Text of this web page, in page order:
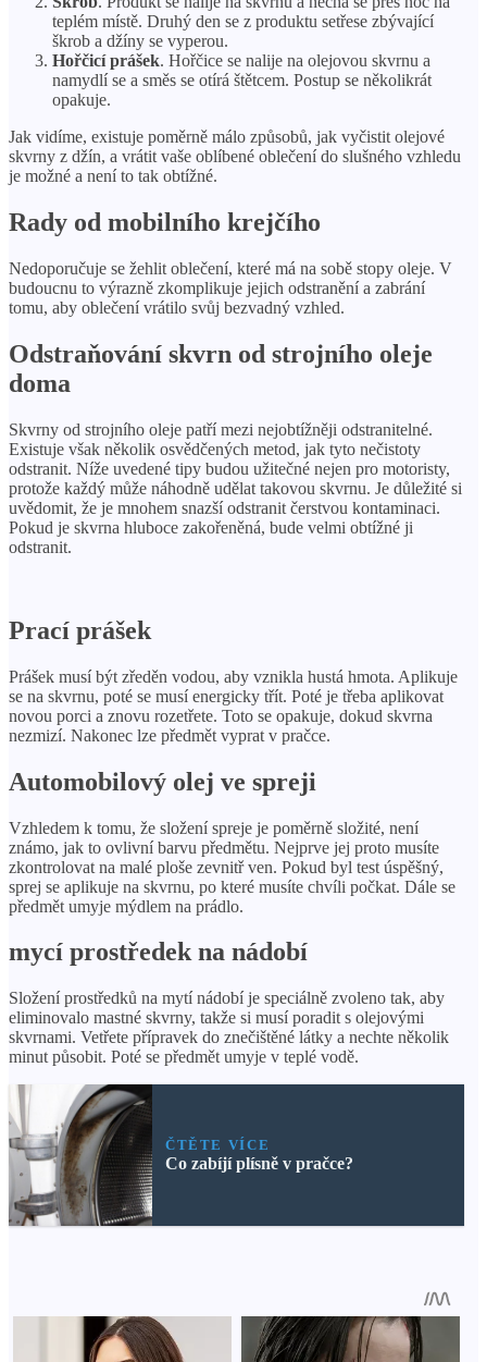
teplém místě. Druhý den se z produktu setřese zbývající
škrob a džíny se vyperou.
Hořčicí prášek. Hořčice se nalije na olejovou skvrnu a
namydlí se a směs se otírá štětcem. Postup se několikrát
opakuje.
Jak vidíme, existuje poměrně málo způsobů, jak vyčistit olejové
skvrny z džín, a vrátit vaše oblíbené oblečení do slušného vzhledu
je možné a není to tak obtížné.
Rady od mobilního krejčího
Nedoporučuje se žehlit oblečení, které má na sobě stopy oleje. V
budoucnu to výrazně zkomplikuje jejich odstranění a zabrání
tomu, aby oblečení vrátilo svůj bezvadný vzhled.
Odstraňování skvrn od strojního oleje
doma
Skvrny od strojního oleje patří mezi nejobtížněji odstranitelné.
Existuje však několik osvědčených metod, jak tyto nečistoty
odstranit. Níže uvedené tipy budou užitečné nejen pro motoristy,
protože každý může náhodně udělat takovou skvrnu. Je důležité si
uvědomit, že je mnohem snazší odstranit čerstvou kontaminaci.
Pokud je skvrna hluboce zakořeněná, bude velmi obtížné ji
odstranit.
Prací prášek
Prášek musí být zředěn vodou, aby vznikla hustá hmota. Aplikuje
se na skvrnu, poté se musí energicky třít. Poté je třeba aplikovat
novou porci a znovu rozetřete. Toto se opakuje, dokud skvrna
nezmizí. Nakonec lze předmět vyprat v pračce.
Automobilový olej ve spreji
Vzhledem k tomu, že složení spreje je poměrně složité, není
známo, jak to ovlivní barvu předmětu. Nejprve jej proto musíte
zkontrolovat na malé ploše zevnitř ven. Pokud byl test úspěšný,
sprej se aplikuje na skvrnu, po které musíte chvíli počkat. Dále se
předmět umyje mýdlem na prádlo.
mycí prostředek na nádobí
Složení prostředků na mytí nádobí je speciálně zvoleno tak, aby
eliminovalo mastné skvrny, takže si musí poradit s olejovými
skvrnami. Vetřete přípravek do znečištěné látky a nechte několik
minut působit. Poté se předmět umyje v teplé vodě.
ČTĚTE VÍCE
Co zabíjí plísně v pračce?